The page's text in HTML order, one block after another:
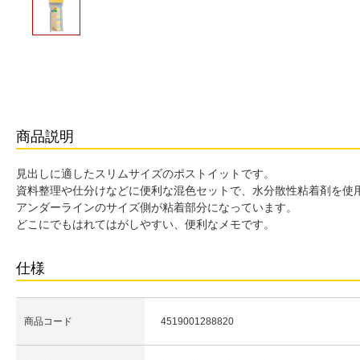
商品説明
見出しに適したスリムサイズのポストイットです。
資料整理や仕分けなどに便利な混色セットで、水分散性粘着剤を使
アンダーラインのサイズ側が粘着部分になっています。
どこにでもはれてはがしやすい、便利なメモです。
仕様
商品コード 4519001288820